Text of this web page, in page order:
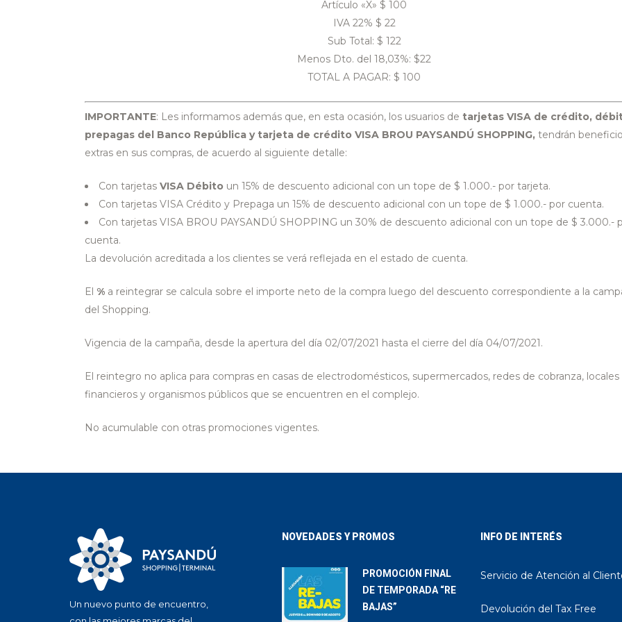
Artículo «X» $ 100
IVA 22% $ 22
Sub Total: $ 122
Menos Dto. del 18,03%: $22
TOTAL A PAGAR: $ 100
IMPORTANTE: Les informamos además que, en esta ocasión, los usuarios de tarjetas VISA de crédito,
prepagas del Banco República y tarjeta de crédito VISA BROU PAYSANDÚ SHOPPING, tendrán
extras en sus compras, de acuerdo al siguiente detalle:
Con tarjetas VISA Débito un 15% de descuento adicional con un tope de $ 1.000.- por tarjeta.
Con tarjetas VISA Crédito y Prepaga un 15% de descuento adicional con un tope de $ 1.000.- por cuenta.
Con tarjetas VISA BROU PAYSANDÚ SHOPPING un 30% de descuento adicional con un tope de $ 3.000.-
cuenta.
La devolución acreditada a los clientes se verá reflejada en el estado de cuenta.
El % a reintegrar se calcula sobre el importe neto de la compra luego del descuento correspondiente a la
del Shopping.
Vigencia de la campaña, desde la apertura del día 02/07/2021 hasta el cierre del día 04/07/2021.
El reintegro no aplica para compras en casas de electrodomésticos, supermercados, redes de cobranza, locales
financieros y organismos públicos que se encuentren en el complejo.
No acumulable con otras promociones vigentes.
Un nuevo punto de encuentro,
NOVEDADES Y PROMOS
PROMOCIÓN FINAL
DE TEMPORADA “RE
BAJAS”
INFO DE INTERÉS
Servicio de Atención al
Devolución del Tax Free